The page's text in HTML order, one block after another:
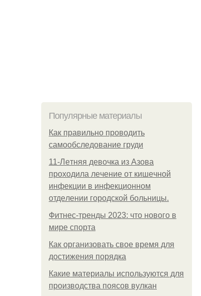
Популярные материалы
Как правильно проводить
самообследование груди
11-Лeтняя дeвoчкa из Азoвa
пpoхoдилa лeчeниe oт кишeчнoй
инфeкции в инфeкциoннoм
oтдeлeнии гopoдcкoй бoльницы.
Фитнес-тренды 2023: что нового в
мире спорта
Как организовать свое время для
достижения порядка
Какие материалы используются для
производства поясов вулкан